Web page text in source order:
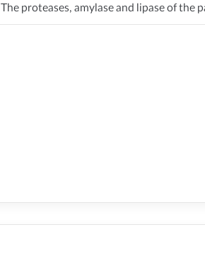
The proteases, amylase and lipase of